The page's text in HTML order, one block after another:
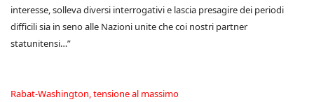
interesse, solleva diversi interrogativi e lascia presagire dei periodi
difficili sia in seno alle Nazioni unite che coi nostri partner
statunitensi…”
Rabat-Washington, tensione al massimo